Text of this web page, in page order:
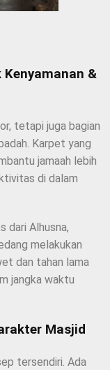
&
tetapi juga bagian
Karpet yang
jamaah lebih
di dalam
dari Alhusna,
melakukan
dan tahan lama
jangka waktu
Masjid
tersendiri. Ada